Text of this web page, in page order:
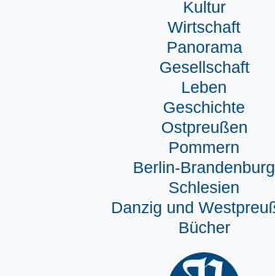
Kultur
Wirtschaft
Panorama
Gesellschaft
Leben
Geschichte
Ostpreußen
Pommern
Berlin-Brandenburg
Schlesien
Danzig und
Bücher